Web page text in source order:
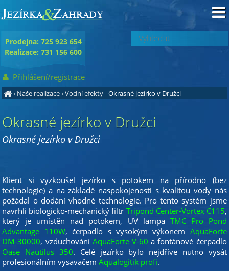
› Naše realizace›Vodní efekty- Okrasné jezírko v Družci
Okrasné jezírko v Družci
Okrasné jezírko v Družci
Klient si vyzkoušel jezírko s potokem na přírodno (bez
technologie) a na základě naspokojenosti s kvalitou vody nás
požádal o dodání vhodné technologie. Pro tento systém jsme
navrhli biologicko-mechanický filtr Tripond Center-Vortex C115,
který je umístěn nad potokem, UV lampa TMC Pro Pond
Advantage 110W, čerpadlo s vysokým výkonem AquaForte
DM-30000, vzduchování AquaForte V-60 a fontánové čerpadlo
Oase Nautilus 350. Celé jezírko bylo nejdříve nutno vysát
profesionálním vysavačem Aqualogitik profi.
Prodejna: 725 923 654
Realizace: 731 156 600
Přihlášení/registrace